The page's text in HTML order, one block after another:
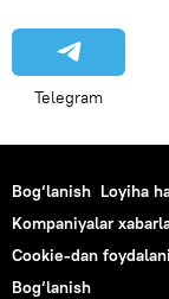
Telegram
Bog‘lanish Loyiha
Kompaniyalar
Cookie-dan
Bog‘lanish